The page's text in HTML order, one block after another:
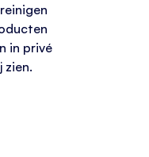
in privé
zien.